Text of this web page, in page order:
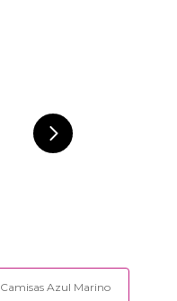
Camisas Azul Marino